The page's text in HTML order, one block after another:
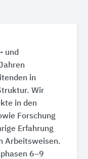
und
in
Wir
in den
Forschung
Erfahrung
Arbeitsweisen.
6–9